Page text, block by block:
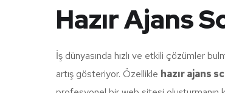
Hazır Ajans
İş dünyasında hızlı ve etkili çözümler
artış gösteriyor. Özellikle hazır ajans